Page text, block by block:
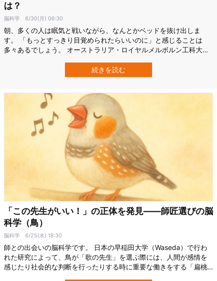
は？
脳科学 6/30(月) 06:30
朝、多くの人は眠気と戦いながら、なんとかベッドを抜け出しま
す。 「もっとすっきり目覚められたらいいのに」と感じることは
多々あるでしょう。 オーストラリア・ロイヤルメルボルン工科大学
目覚めを改善する「優れた目覚まし音」があると言います。 しかも
マクファーレン氏は、以前に行われた研究の中で、起床後のパフォ
続きを読む
「この先生がいい！」の正体を発見――師匠選びの脳
科学（鳥）
脳科学 6/25(水) 18:30
師との出会いの脳科学です。 日本の早稲田大学（Waseda）で行わ
れた研究によって、鳥が「歌の先生」を選ぶ際には、人間が感情を
感じたり社会的な判断を行ったりする時に重要な働きをする「扁桃